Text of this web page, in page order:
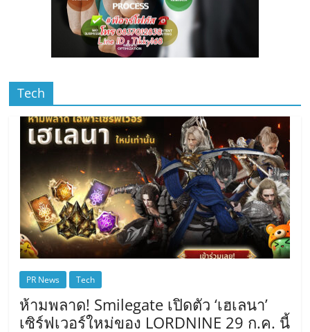
Tech
PR News Tech
ห้ามพลาด! Smilegate เปิดตัว ‘เฮเลนา’
เซิร์ฟเวอร์ใหม่ของ LORDNINE 29 ก.ค. นี้